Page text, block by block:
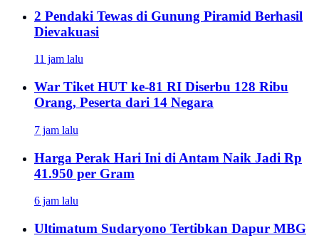
2 Pendaki Tewas di Gunung Piramid Berhasil
Dievakuasi
11 jam lalu
War Tiket HUT ke-81 RI Diserbu 128 Ribu
Orang, Peserta dari 14 Negara
7 jam lalu
Harga Perak Hari Ini di Antam Naik Jadi Rp
41.950 per Gram
6 jam lalu
Ultimatum Sudaryono Tertibkan Dapur MBG